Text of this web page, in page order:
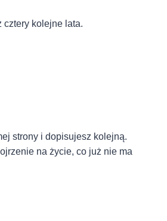
cztery kolejne lata.
strony i dopisujesz kolejną.
na życie, co już nie ma